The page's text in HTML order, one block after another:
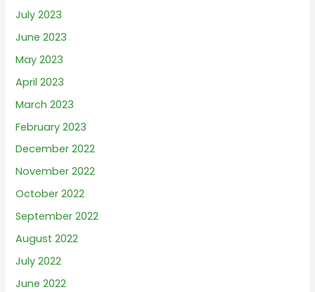
July 2023
June 2023
May 2023
April 2023
March 2023
February 2023
December 2022
November 2022
October 2022
September 2022
August 2022
July 2022
June 2022